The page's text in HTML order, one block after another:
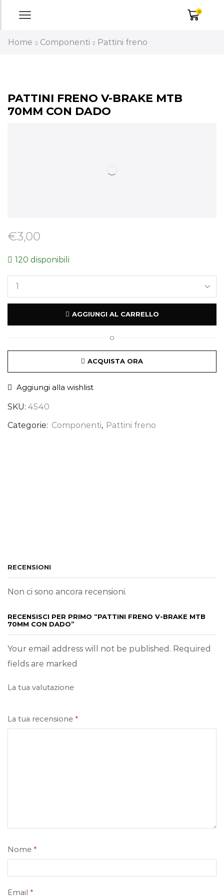
0
Home Componenti Pattini freno
PATTINI FRENO V-BRAKE MTB
70MM CON DADO
€3,00
120 disponibili
AGGIUNGI AL CARRELLO
O
ACQUISTA ORA
Aggiungi alla wishlist
SKU: 4540
Categorie: Componenti, Pattini freno
RECENSIONI
Non ci sono ancora recensioni.
RECENSISCI PER PRIMO “PATTINI FRENO V-BRAKE MTB
70MM CON DADO”
Your email address will not be published. Required
fields are marked
La tua valutazione
La tua recensione *
Nome *
Email *